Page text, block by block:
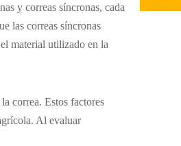
y correas síncronas, cada
las correas síncronas
material utilizado en la
correa. Estos factores
Al evaluar